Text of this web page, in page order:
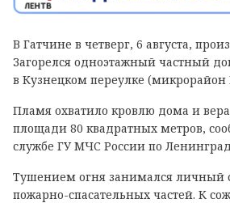
В Гатчине в четверг, 6 августа,
Загорелся одноэтажный частный
в Кузнецком переулке (микрорайон
Пламя охватило кровлю дома и
площади 80 квадратных метров,
службе ГУ МЧС России по
Тушением огня занимался личный
пожарно-спасательных частей. К